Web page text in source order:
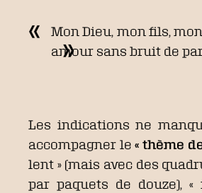
Mon Dieu, mon fils,
amour sans bruit de
Les indications ne
accompagner le« thème
lent » (mais avec des
par paquets de douze),